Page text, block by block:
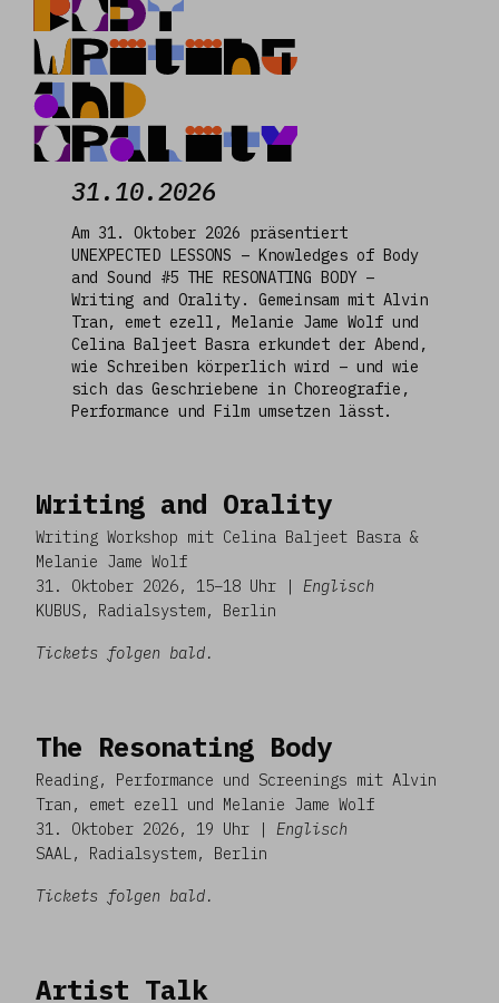
BODY
Writing
and
Orality
31.10.2026
Am 31. Oktober 2026 präsentiert
UNEXPECTED LESSONS – Knowledges of Body
and Sound #5 THE RESONATING BODY –
Writing and Orality. Gemeinsam mit Alvin
Tran, emet ezell, Melanie Jame Wolf und
Celina Baljeet Basra erkundet der Abend,
wie Schreiben körperlich wird – und wie
sich das Geschriebene in Choreografie,
Performance und Film umsetzen lässt.
Writing and Orality
Writing Workshop mit Celina Baljeet Basra &
Melanie Jame Wolf
31. Oktober 2026, 15–18 Uhr | Englisch
KUBUS, Radialsystem, Berlin
Tickets folgen bald.
The Resonating Body
Reading, Performance und Screenings mit Alvin
Tran, emet ezell und Melanie Jame Wolf
31. Oktober 2026, 19 Uhr | Englisch
SAAL, Radialsystem, Berlin
Tickets folgen bald.
Artist Talk